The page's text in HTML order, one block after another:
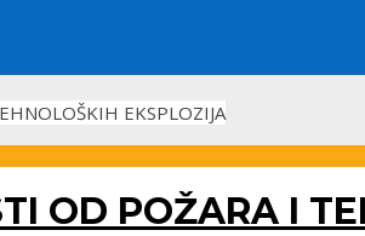
EKSPLOZIJA
OD POŽARA I